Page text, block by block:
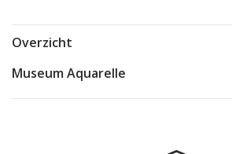
Overzicht
Museum Aquarelle